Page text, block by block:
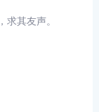
求其友声。